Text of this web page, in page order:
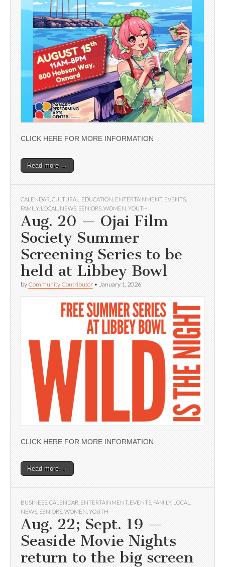
CLICK HERE FOR MORE INFORMATION
Read more →
CALENDAR CULTURAL EDUCATION ENTERTAINMENT, EVENTS
FAMILY, LOCAL NEWS SENIORS WOMEN YOUTH
Aug. 20 — Ojai Film
Society Summer
Screening Series to be
held at Libbey Bowl
by Community Contributor • January 1, 2026
CLICK HERE FOR MORE INFORMATION
Read more →
BUSINESS CALENDAR ENTERTAINMENT, EVENTS FAMILY, LOCAL
NEWS SENIORS WOMEN YOUTH
Aug. 22; Sept. 19 —
Seaside Movie Nights
return to the big screen